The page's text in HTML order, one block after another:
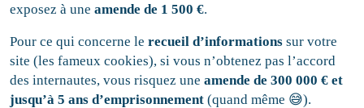
exposez à uneamendede 1 500 €.
Pour ce qui concerne lerecueil d’informations sur votre
site (les fameux cookies), si vous n’obtenez pas l’accord
des internautes, vous risquez uneamendede 300 000 € et
jusqu’à 5ans d’emprisonnement(quand même 😅).